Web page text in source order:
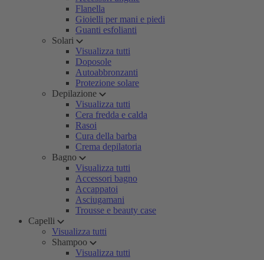
Flanella
Gioielli per mani e piedi
Guanti esfolianti
Solari
Visualizza tutti
Doposole
Autoabbronzanti
Protezione solare
Depilazione
Visualizza tutti
Cera fredda e calda
Rasoi
Cura della barba
Crema depilatoria
Bagno
Visualizza tutti
Accessori bagno
Accappatoi
Asciugamani
Trousse e beauty case
Capelli
Visualizza tutti
Shampoo
Visualizza tutti